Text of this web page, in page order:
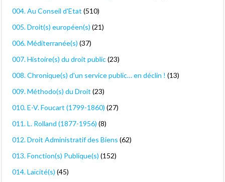
004. Au Conseil d'Etat (510)
005. Droit(s) européen(s) (21)
006. Méditerranée(s) (37)
007. Histoire(s) du droit public(23)
008. Chronique(s) d'un service public… en déclin ! (13)
009. Méthodo(s) du Droit (23)
010. E-V. Foucart (1799-1860) (27)
011. L. Rolland (1877-1956) (8)
012. Droit Administratif des Biens (62)
013. Fonction(s) Publique(s) (152)
014. Laïcité(s) (45)